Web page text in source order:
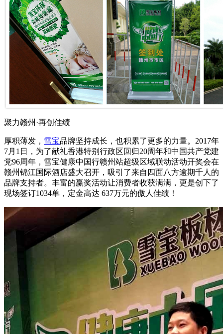
聚力赣州·再创佳绩
厚积薄发， 雪宝品牌坚持成长，也积累了更多的力量。2017年
7月1日，为了献礼香港特别行政区回归20周年和中国共产党建
党96周年，雪宝健康中国行赣州站超级区域联动活动开奖会在
赣州锦江国际酒店盛大召开，吸引了来自四面八方逾期千人的
品牌支持者。丰富的赢奖活动让消费者收获满满，更是创下了
现场签订1034单，定金高达 637万元的傲人佳绩！